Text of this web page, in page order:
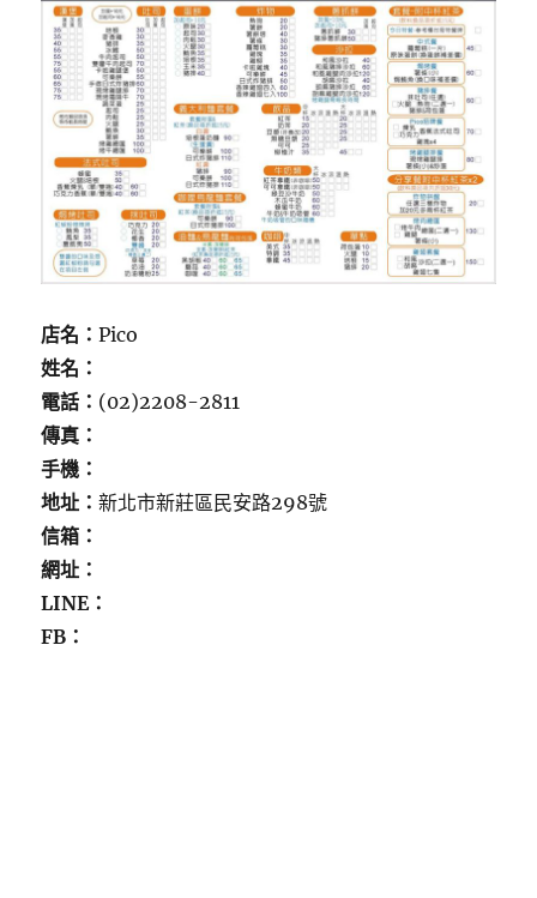
店名：Pico
姓名：
電話： (02)2208-2811
傳真：
手機：
地址：新北市新莊區民安路298號
信箱：
網址：
LINE：
FB：